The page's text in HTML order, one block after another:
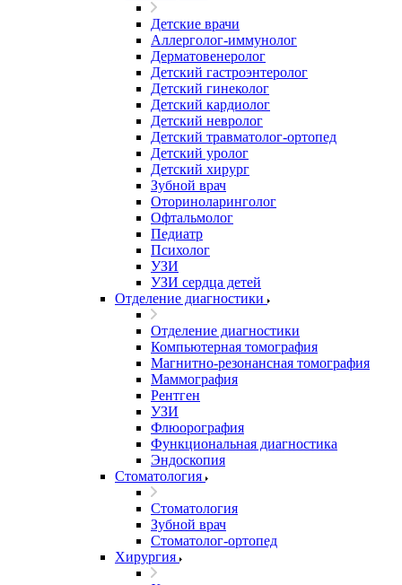
Детские врачи
Аллерголог-иммунолог
Дерматовенеролог
Детский гастроэнтеролог
Детский гинеколог
Детский кардиолог
Детский невролог
Детский травматолог-ортопед
Детский уролог
Детский хирург
Зубной врач
Оториноларинголог
Офтальмолог
Педиатр
Психолог
УЗИ
УЗИ сердца детей
Отделение диагностики
Отделение диагностики
Компьютерная томография
Магнитно-резонансная томография
Маммография
Рентген
УЗИ
Флюорография
Функциональная диагностика
Эндоскопия
Стоматология
Стоматология
Зубной врач
Стоматолог-ортопед
Хирургия